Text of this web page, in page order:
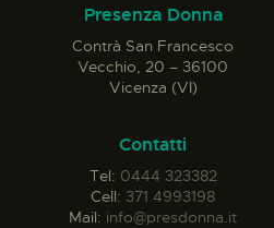
Presenza Donna
Contrà San Francesco
Vecchio, 20 – 36100
Vicenza (VI)
Contatti
Tel: 0444 323382
Cell: 371 4993198
Mail: info@presdonna.it